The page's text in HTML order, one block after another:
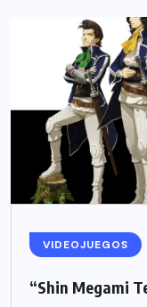
VIDEOJUEGOS
“Shin Megami